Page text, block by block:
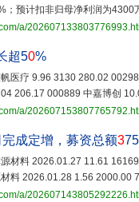
；预计扣非归母净利润为
a/
超50%
医疗 9.96 3130 280.02
206.17 000889 中嘉博创
a/
成定增，募资总额375
材料 2026.01.27 11.61
料 2026.01.28 1.56 2000.00
a/